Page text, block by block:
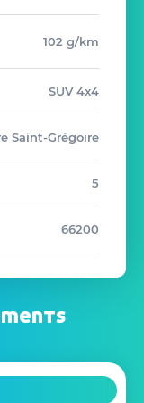
102 g/km
SUV 4x4
Saint-Grégoire
5
66200